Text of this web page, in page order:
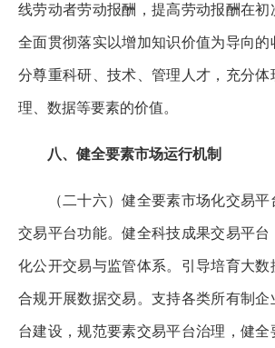
线劳动者劳动报酬，提高劳动报酬在初
全面贯彻落实以增加知识价值为导向
分尊重科研、技术、管理人才，充分体
理、数据等要素的价值。
八、健全要素市场运行机制
（二十六）健全要素市场化交易平
交易平台功能。健全科技成果交易平
化公开交易与监管体系。引导培育大
合规开展数据交易。支持各类所有制
台建设，规范要素交易平台治理，健全